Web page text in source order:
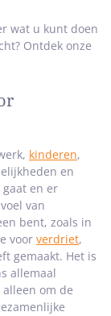
wat u kunt doen
Ontdek onze
kinderen,
en
en er
van
bent, zoals in
voor verdriet,
gemaakt. Het is
allemaal
om de